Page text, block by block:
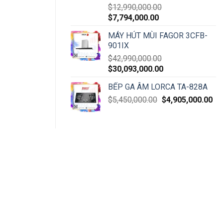
$12,990,000.00
$7,794,000.00
MÁY HÚT MÙI FAGOR 3CFB-
901IX
$42,990,000.00
$30,093,000.00
BẾP GA ÂM LORCA TA-828A
$5,450,000.00 $4,905,000.00